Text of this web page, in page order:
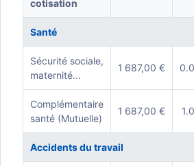
cotisation
Santé
Sécurité sociale,
maternité...
1 687,00 €
Complémentaire
santé (Mutuelle)
1 687,00 €
Accidents du travail